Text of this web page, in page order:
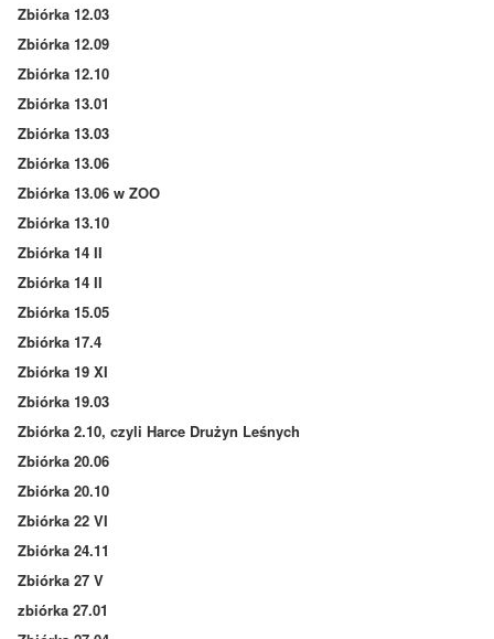
Zbiórka 12.03
Zbiórka 12.09
Zbiórka 12.10
Zbiórka 13.01
Zbiórka 13.03
Zbiórka 13.06
Zbiórka 13.06 w ZOO
Zbiórka 13.10
Zbiórka 14 II
Zbiórka 14 II
Zbiórka 15.05
Zbiórka 17.4
Zbiórka 19 XI
Zbiórka 19.03
Zbiórka 2.10, czyli Harce Drużyn Leśnych
Zbiórka 20.06
Zbiórka 20.10
Zbiórka 22 VI
Zbiórka 24.11
Zbiórka 27 V
zbiórka 27.01